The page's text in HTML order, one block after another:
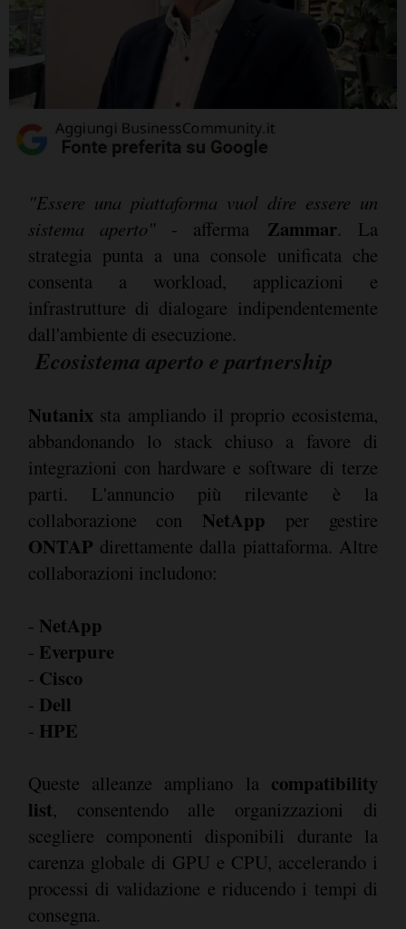
"Essere una piattaforma vuol dire essere un
sistema aperto"- afferma Zammar. La
strategia punta a una console unificata che
consenta a workload, applicazioni e
infrastrutture di dialogare indipendentemente
dall'ambiente di esecuzione.
Ecosistema aperto e partnership
Nutanixsta ampliando il proprio ecosistema,
abbandonando lo stack chiuso a favore di
integrazioni con hardware e software di terze
parti. L'annuncio più rilevante è la
collaborazione con NetApp per gestire
ONTAP direttamente dalla piattaforma. Altre
collaborazioni includono:
- NetApp
- Everpure
- Cisco
- Dell
- HPE
Queste alleanze ampliano la compatibility
list, consentendo alle organizzazioni di
scegliere componenti disponibili durante la
carenza globale di GPU e CPU, accelerando i
processi di validazione e riducendo i tempi di
consegna.